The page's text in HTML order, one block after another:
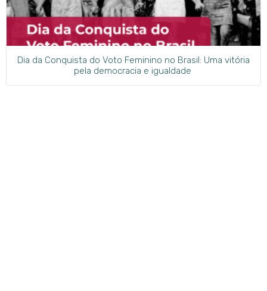
Dia da Conquista do Voto Feminino no Brasil: Uma vitória
pela democracia e igualdade